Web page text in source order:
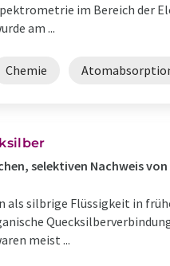
im Bereich der
am ...
Chemie
selektiven Nachweis
als silbrige Flüssigkeit in
meist ...